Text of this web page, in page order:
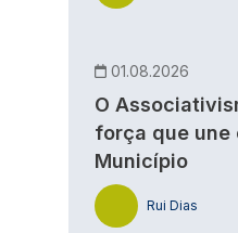
01.08.2026
O
força que une
Município
Rui Dias